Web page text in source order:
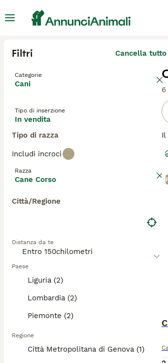
Filtri Cancella tutto
Categorie
Cani
Tipo di inserzione
In vendita
Tipo di razza
Includi incroci
Razza
Cane Corso
Città/Regione
Distanza da te
Paese
Liguria (2)
Lombardia (2)
Piemonte (2)
Regione
Città Metropolitana di Genova (1)
Il